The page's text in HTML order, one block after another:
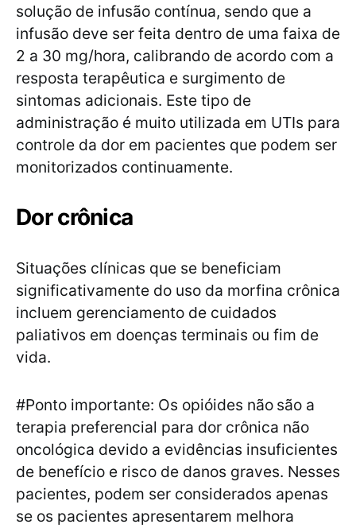
solução de infusão contínua, sendo que a
infusão deve ser feita dentro de uma faixa de
2 a 30 mg/hora, calibrando de acordo com a
resposta terapêutica e surgimento de
sintomas adicionais. Este tipo de
administração é muito utilizada em UTIs para
controle da dor em pacientes que podem ser
monitorizados continuamente.
Dor crônica
Situações clínicas que se beneficiam
significativamente do uso da morfina crônica
incluem gerenciamento de cuidados
paliativos em doenças terminais ou fim de
vida.
#Ponto importante: Os opióides não são a
terapia preferencial para dor crônica não
oncológica devido a evidências insuficientes
de benefício e risco de danos graves. Nesses
pacientes, podem ser considerados apenas
se os pacientes apresentarem melhora